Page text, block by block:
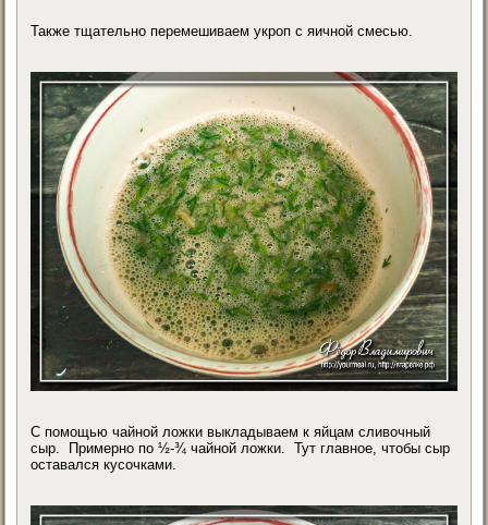
Также тщательно перемешиваем укроп с яичной смесью.
С помощью чайной ложки выкладываем к яйцам сливочный
сыр. Примерно по ½-¾ чайной ложки. Тут главное, чтобы сыр
оставался кусочками.